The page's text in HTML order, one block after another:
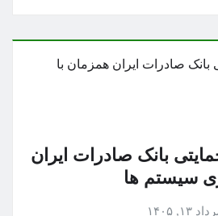
بانک صادرات ایران
سیستم ها
۱۳, ۱۴۰۵